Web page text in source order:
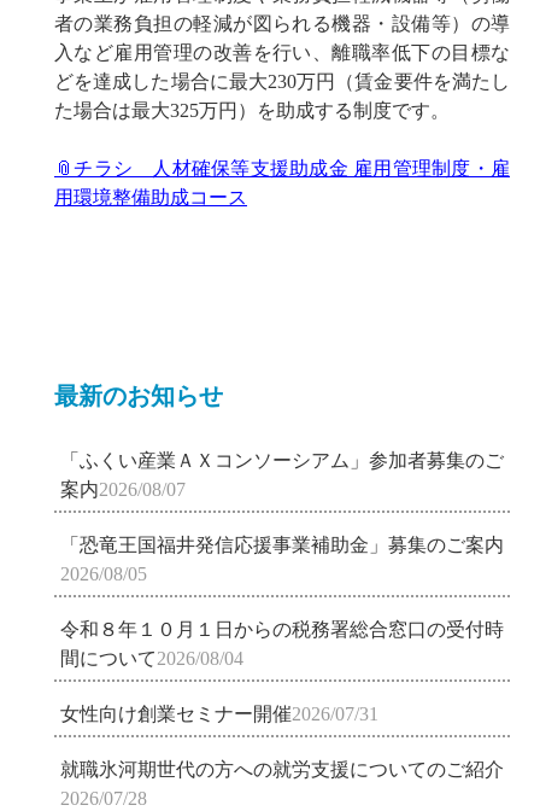
者の業務負担の軽減が図られる機器・設備等）の導
入など雇用管理の改善を行い、離職率低下の目標な
どを達成した場合に最大230万円（賃金要件を満たし
た場合は最大325万円）を助成する制度です。
📎チラシ 人材確保等支援助成金 雇用管理制度・雇
用環境整備助成コース
最新のお知らせ
「ふくい産業ＡＸコンソーシアム」参加者募集のご
案内2026/08/07
「恐竜王国福井発信応援事業補助金」募集のご案内
2026/08/05
令和８年１０月１日からの税務署総合窓口の受付時
間について2026/08/04
女性向け創業セミナー開催2026/07/31
就職氷河期世代の方への就労支援についてのご紹介
2026/07/28